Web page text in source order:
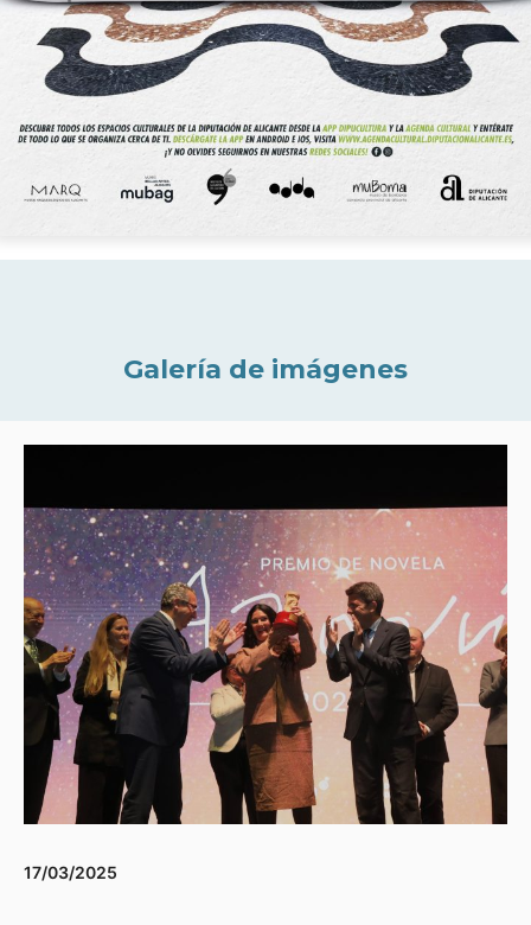
Galería de imágenes
17/03/2025